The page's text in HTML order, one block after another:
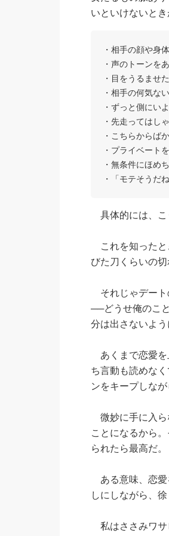
いといけないとき
・相手の顔や身
・声のトーンを
・目をうるませ
・相手の何気な
・ずっと側にい
・先走ってはし
・こちらからば
・プライベート
・無条件にほめ
・「モテそうだ
具体的には、こ
これを知ったと
びた刀くらいの
それじゃデート
──どうせ俺のこ
分は出さないよう
あくまで恋愛を
ち言動も読めな
ンをキープしなが
微妙に手に入ら
ことになるから
られたら最高だ。
ある意味、恋愛
しにしながら、
私はささみワサ